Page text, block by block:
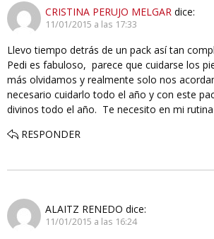
CRISTINA PERUJO MELGAR dice:
11/01/2015 a las 17:33
Llevo tiempo detrás de un pack así tan
Pedi es fabuloso, parece que cuidarse los
más olvidamos y realmente solo nos
necesario cuidarlo todo el año y con este
divinos todo el año. Te necesito en mi rutina
RESPONDER
ALAITZ RENEDO dice:
11/01/2015 a las 16:24